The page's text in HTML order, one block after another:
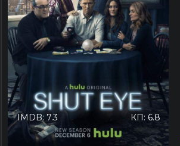
КП: 6.8
IMDB: 7.3